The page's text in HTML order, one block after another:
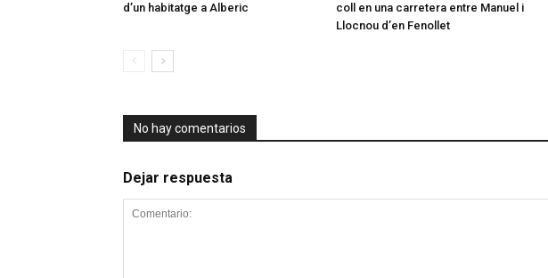
d’un habitatge a Alberic
coll en una carretera entre Manuel i
Llocnou d’en Fenollet
No hay comentarios
Dejar respuesta